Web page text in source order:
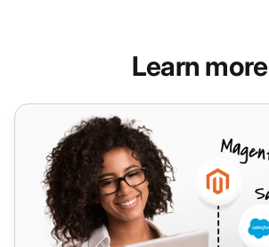
Learn more
Google Forms